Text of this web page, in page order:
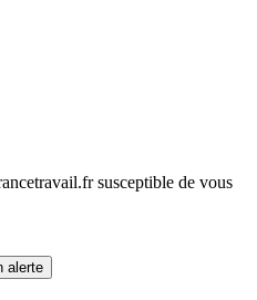
susceptible de vous
alerte